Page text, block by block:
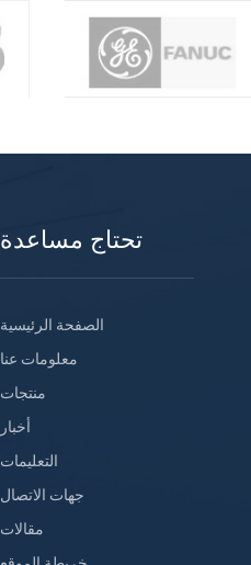
تحتاج مساعدة
الصفحة الرئيسية
معلومات عنا
منتجات
أخبار
التعليمات
جهات الاتصال
مقالات